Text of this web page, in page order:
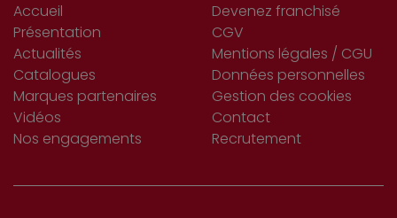
Accueil
Présentation
Actualités
Catalogues
Marques partenaires
Vidéos
Nos engagements
Devenez franchisé
CGV
Mentions légales / CGU
Données personnelles
Gestion des cookies
Contact
Recrutement